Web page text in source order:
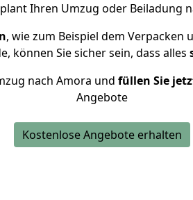
Ihren Umzug oder Beiladung
, wie zum Beispiel dem
können Sie sicher sein, dass alles
nach Amora und füllen Sie
Angebote
Kostenlose Angebote erhalten